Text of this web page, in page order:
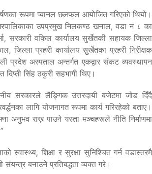
रूपमा प्यानल छलफल आयोजित गरिएको थियो।
उपप्रमुख निलकण्ठ खनाल, वडा नं ८ का
सरकारी वकिल कार्यालय सुर्खेतकी सहायक जिल्ला
जिल्ला प्रहरी कार्यालय सुर्खेतका प्रहरी निरीक्षक
प्रदेश अस्पताल अन्तर्गत एकद्वार संकट व्यवस्थापन
सिंह ठकुरी सहभागी थिए।
सरकारले लैङ्गिक उत्तरदायी बजेटमा जोड दिँदै
लागि योजनागत रूपमा कार्य गरिरहेको बताए।
अनुभव राख्न पाउने यस्ता मञ्चहरूले नीति निर्माणमा
स्वास्थ्य, शिक्षा र सुरक्षा सुनिश्चित गर्न वडास्तरमै
संयन्त्र बनाउने प्रतिबद्धता व्यक्त गरे।